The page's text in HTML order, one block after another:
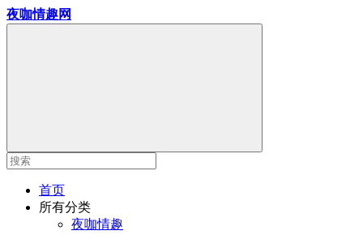
夜咖情趣网
首页
所有分类
夜咖情趣